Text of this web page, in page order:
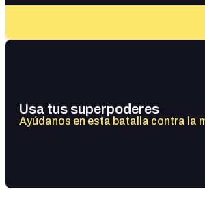
Usa tus superpoderes
Ayúdanos en esta batalla contra la